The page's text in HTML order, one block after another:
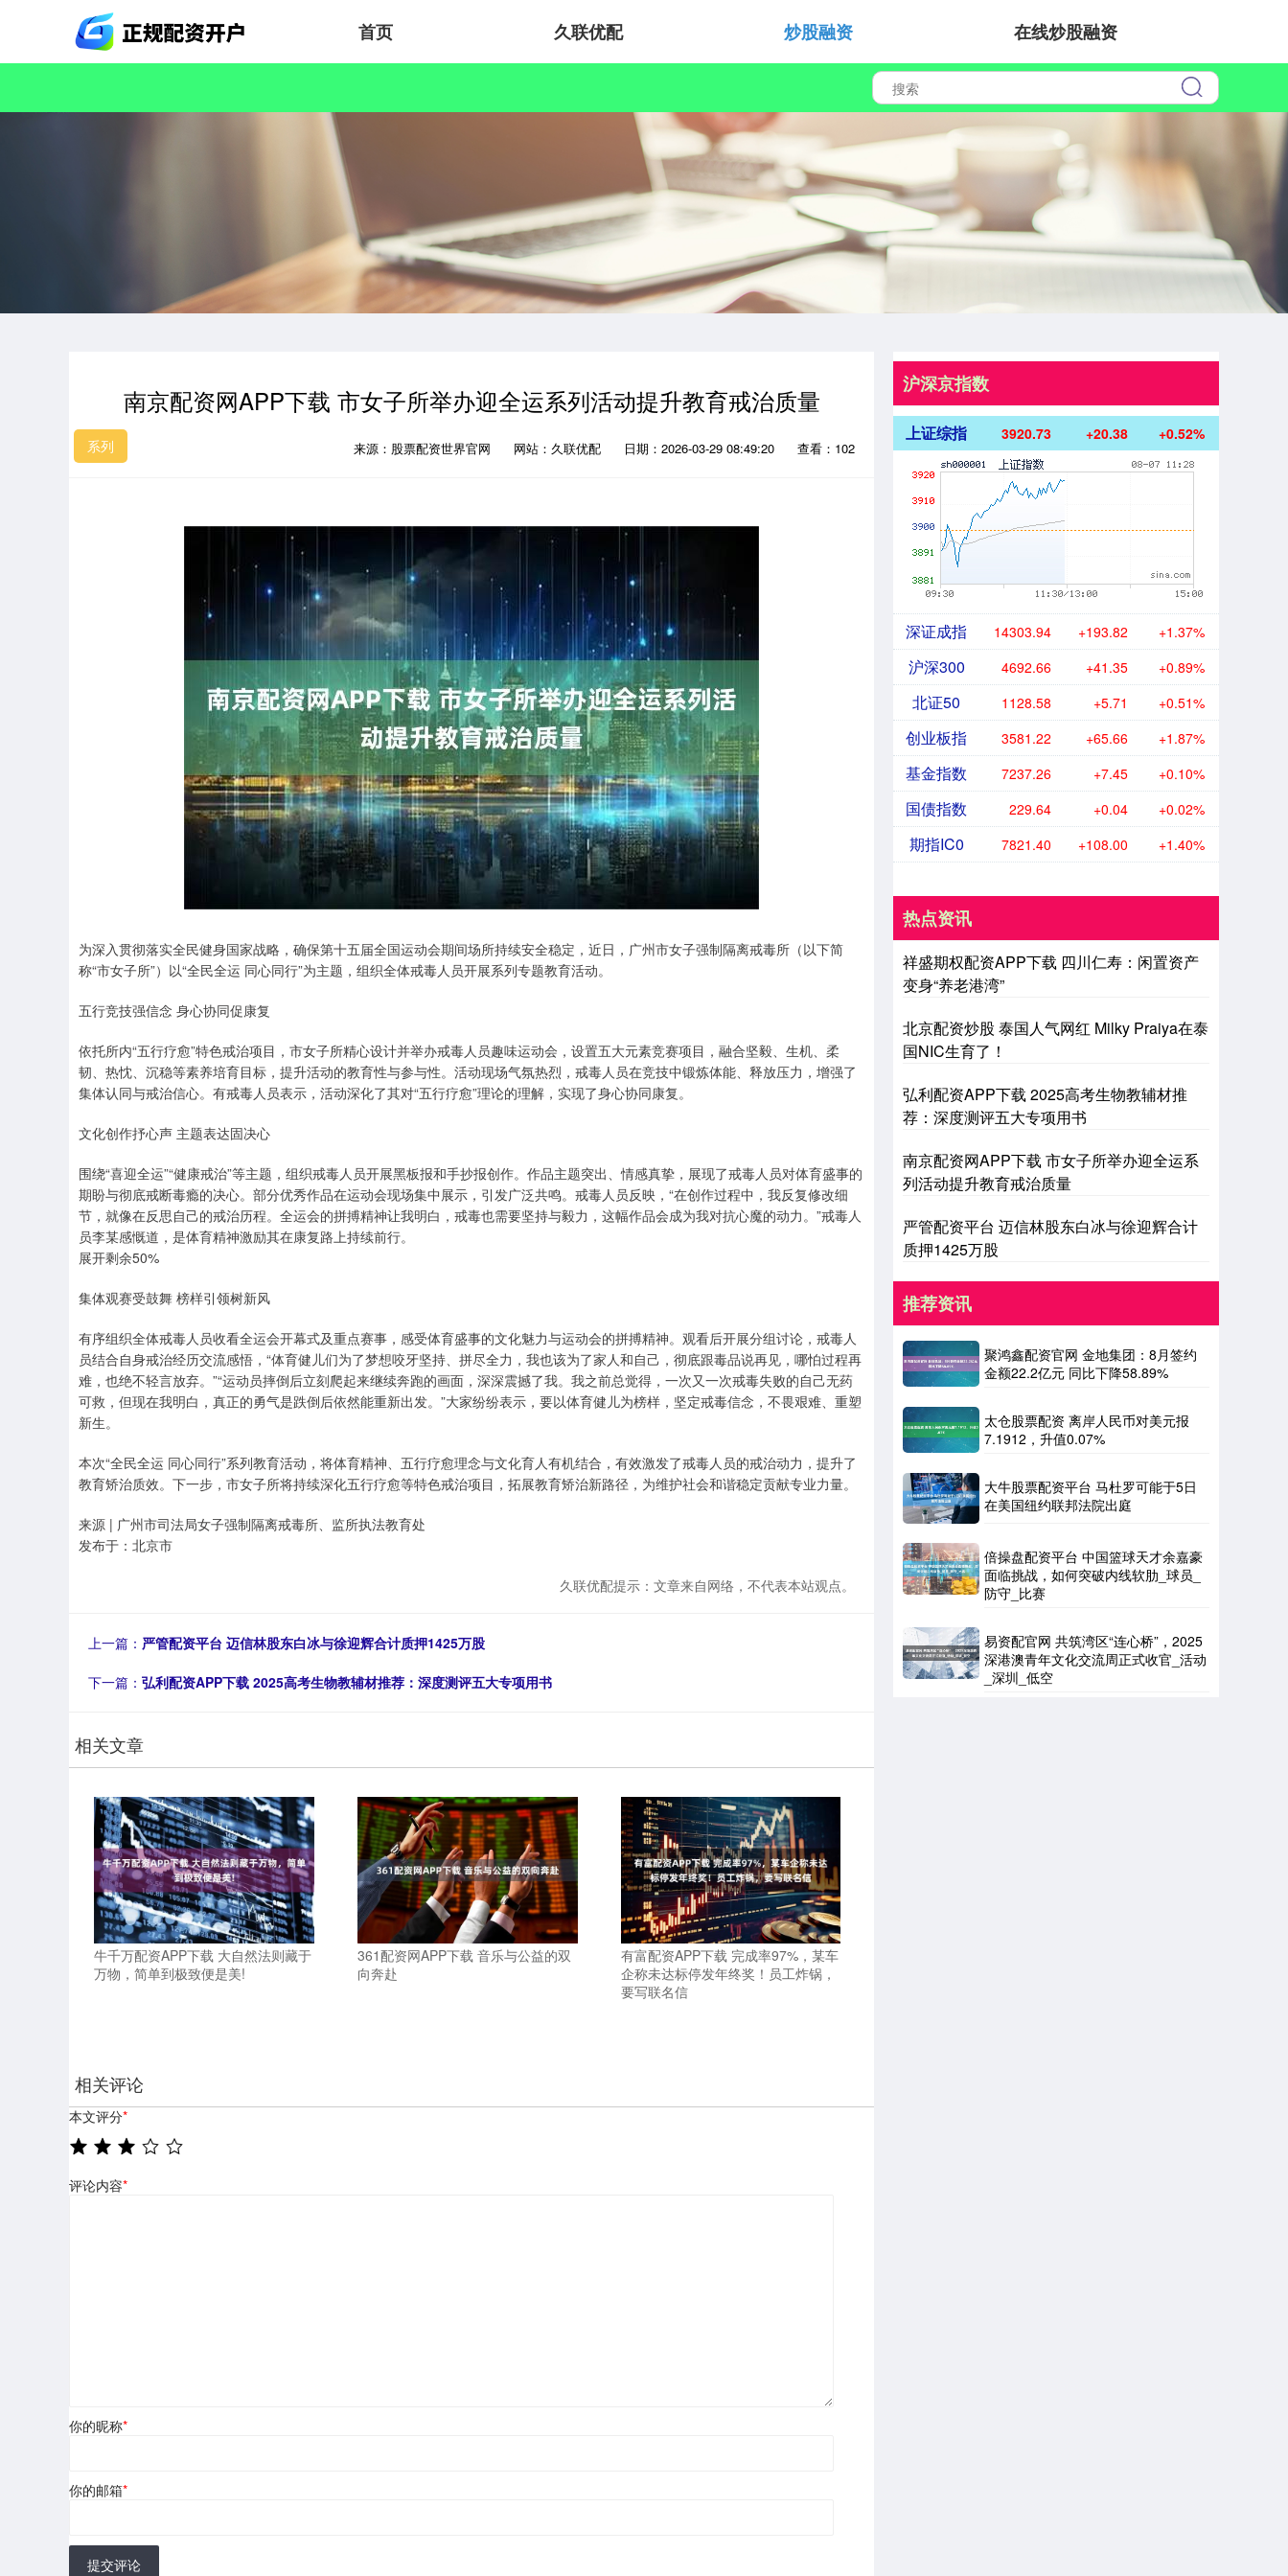
首页 久联优配 炒股融资 在线炒股融资
南京配资网APP下载 市女子所举办迎全运系列活动提升教育戒治质量
系列 来源：股票配资世界官网 网站：久联优配 日期：2026-03-29 08:49:20 查看：102
为深入贯彻落实全民健身国家战略，确保第十五届全国运动会期间场所持续安全稳定，近日，广州市女子强制隔离戒毒所（以下简
称“市女子所”）以“全民全运 同心同行”为主题，组织全体戒毒人员开展系列专题教育活动。
五行竞技强信念 身心协同促康复
依托所内“五行疗愈”特色戒治项目，市女子所精心设计并举办戒毒人员趣味运动会，设置五大元素竞赛项目，融合坚毅、生机、柔
韧、热忱、沉稳等素养培育目标，提升活动的教育性与参与性。活动现场气氛热烈，戒毒人员在竞技中锻炼体能、释放压力，增强了
集体认同与戒治信心。有戒毒人员表示，活动深化了其对“五行疗愈”理论的理解，实现了身心协同康复。
文化创作抒心声 主题表达固决心
围绕“喜迎全运”“健康戒治”等主题，组织戒毒人员开展黑板报和手抄报创作。作品主题突出、情感真挚，展现了戒毒人员对体育盛事的
期盼与彻底戒断毒瘾的决心。部分优秀作品在运动会现场集中展示，引发广泛共鸣。戒毒人员反映，“在创作过程中，我反复修改细
节，就像在反思自己的戒治历程。全运会的拼搏精神让我明白，戒毒也需要坚持与毅力，这幅作品会成为我对抗心魔的动力。”戒毒人
员李某感慨道，是体育精神激励其在康复路上持续前行。
展开剩余50%
集体观赛受鼓舞 榜样引领树新风
有序组织全体戒毒人员收看全运会开幕式及重点赛事，感受体育盛事的文化魅力与运动会的拼搏精神。观看后开展分组讨论，戒毒人
员结合自身戒治经历交流感悟，“体育健儿们为了梦想咬牙坚持、拼尽全力，我也该为了家人和自己，彻底跟毒品说再见，哪怕过程再
难，也绝不轻言放弃。”“运动员摔倒后立刻爬起来继续奔跑的画面，深深震撼了我。我之前总觉得，一次又一次戒毒失败的自己无药
可救，但现在我明白，真正的勇气是跌倒后依然能重新出发。”大家纷纷表示，要以体育健儿为榜样，坚定戒毒信念，不畏艰难、重塑
新生。
本次“全民全运 同心同行”系列教育活动，将体育精神、五行疗愈理念与文化育人有机结合，有效激发了戒毒人员的戒治动力，提升了
教育矫治质效。下一步，市女子所将持续深化五行疗愈等特色戒治项目，拓展教育矫治新路径，为维护社会和谐稳定贡献专业力量。
来源 | 广州市司法局女子强制隔离戒毒所、监所执法教育处
发布于：北京市
久联优配提示：文章来自网络，不代表本站观点。
上一篇： 严管配资平台 迈信林股东白冰与徐迎辉合计质押1425万股
下一篇： 弘利配资APP下载 2025高考生物教辅材推荐：深度测评五大专项用书
相关文章
牛千万配资APP下载 大自然法则藏于
万物，简单到极致便是美!
361配资网APP下载 音乐与公益的双
向奔赴
有富配资APP下载 完成率97%，某车
企称未达标停发年终奖！员工炸锅，
要写联名信
相关评论
本文评分*
评论内容*
你的昵称*
你的邮箱*
提交评论
沪深京指数
上证综指 3920.73 +20.38 +0.52%
深证成指 14303.94 +193.82 +1.37%
沪深300 4692.66 +41.35 +0.89%
北证50 1128.58 +5.71 +0.51%
创业板指 3581.22 +65.66 +1.87%
基金指数 7237.26 +7.45 +0.10%
国债指数 229.64 +0.04 +0.02%
期指IC0 7821.40 +108.00 +1.40%
热点资讯
祥盛期权配资APP下载 四川仁寿：闲置资产
变身“养老港湾”
北京配资炒股 泰国人气网红 Milky Praiya在泰
国NIC生育了！
弘利配资APP下载 2025高考生物教辅材推
荐：深度测评五大专项用书
南京配资网APP下载 市女子所举办迎全运系
列活动提升教育戒治质量
严管配资平台 迈信林股东白冰与徐迎辉合计
质押1425万股
推荐资讯
聚鸿鑫配资官网 金地集团：8月签约
金额22.2亿元 同比下降58.89%
太仓股票配资 离岸人民币对美元报
7.1912，升值0.07%
大牛股票配资平台 马杜罗可能于5日
在美国纽约联邦法院出庭
倍操盘配资平台 中国篮球天才余嘉豪
面临挑战，如何突破内线软肋_球员_
防守_比赛
易资配官网 共筑湾区“连心桥”，2025
深港澳青年文化交流周正式收官_活动
_深圳_低空